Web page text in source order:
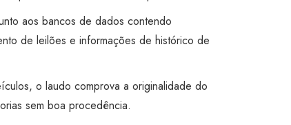
aos bancos de dados contendo
de leilões e informações de histórico de
o laudo comprova a originalidade do
sem boa procedência.